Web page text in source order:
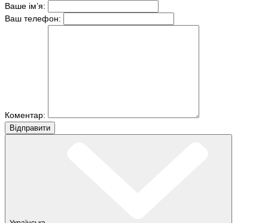
Ваше ім’я:
Ваш телефон:
Коментар:
Вiдправити